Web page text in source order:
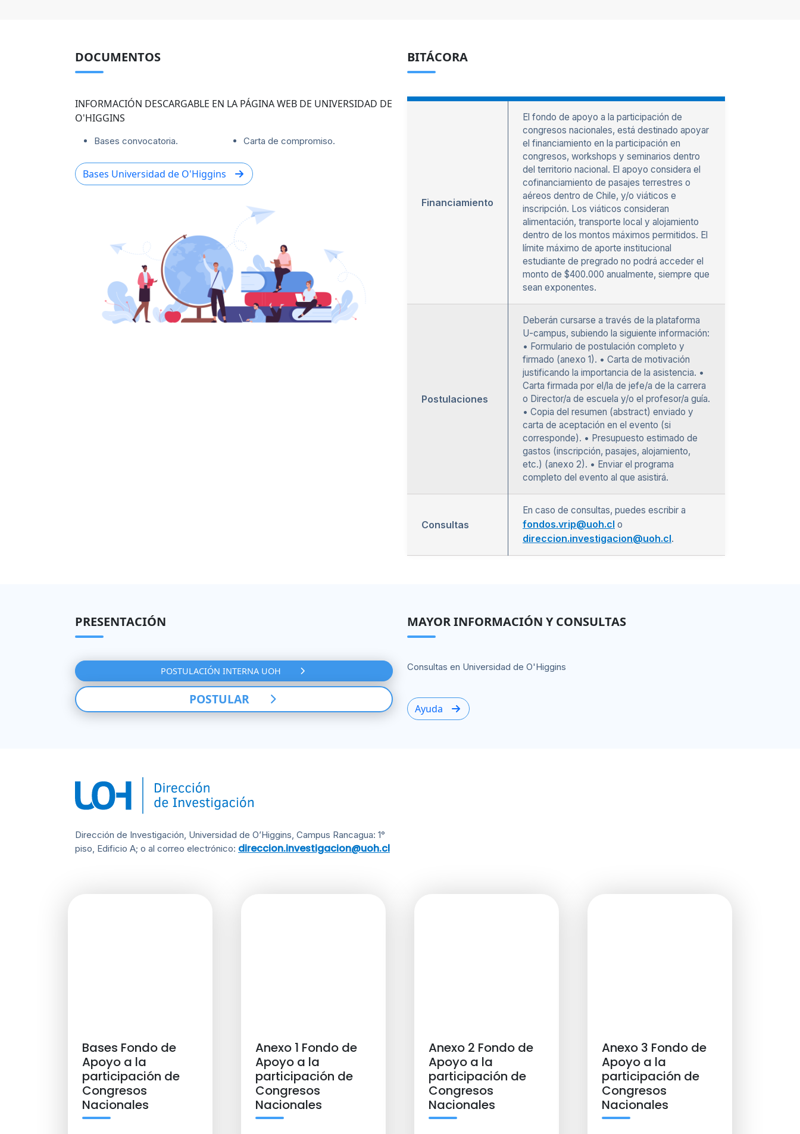
DOCUMENTOS
INFORMACIÓN DESCARGABLE EN LA PÁGINA WEB DE UNIVERSIDAD DE
O'HIGGINS
Bases convocatoria. Carta de compromiso.
Bases Universidad de O'Higgins
BITÁCORA
Financiamiento
El fondo de apoyo a la participación de
congresos nacionales, está destinado apoyar
el financiamiento en la participación en
congresos, workshops y seminarios dentro
del territorio nacional. El apoyo considera el
cofinanciamiento de pasajes terrestres o
aéreos dentro de Chile, y/o viáticos e
inscripción. Los viáticos consideran
alimentación, transporte local y alojamiento
dentro de los montos máximos permitidos. El
límite máximo de aporte institucional
estudiante de pregrado no podrá acceder el
monto de $400.000 anualmente, siempre que
sean exponentes.
Postulaciones
Deberán cursarse a través de la plataforma
U-campus, subiendo la siguiente información:
• Formulario de postulación completo y
firmado (anexo 1). • Carta de motivación
justificando la importancia de la asistencia. •
Carta firmada por el/la de jefe/a de la carrera
o Director/a de escuela y/o el profesor/a guía.
• Copia del resumen (abstract) enviado y
carta de aceptación en el evento (si
corresponde). • Presupuesto estimado de
gastos (inscripción, pasajes, alojamiento,
etc.) (anexo 2). • Enviar el programa
completo del evento al que asistirá.
Consultas
En caso de consultas, puedes escribir a
fondos.vrip@uoh.cl o
direccion.investigacion@uoh.cl.
PRESENTACIÓN
POSTULACIÓN INTERNA UOH
POSTULAR
MAYOR INFORMACIÓN Y CONSULTAS
Consultas en Universidad de O'Higgins
Ayuda
Dirección de Investigación, Universidad de O’Higgins, Campus Rancagua: 1°
piso, Edificio A; o al correo electrónico: direccion.investigacion@uoh.cl
Bases Fondo de
Apoyo a la
participación de
Congresos
Nacionales
Anexo 1 Fondo de
Apoyo a la
participación de
Congresos
Nacionales
Anexo 2 Fondo de
Apoyo a la
participación de
Congresos
Nacionales
Anexo 3 Fondo de
Apoyo a la
participación de
Congresos
Nacionales